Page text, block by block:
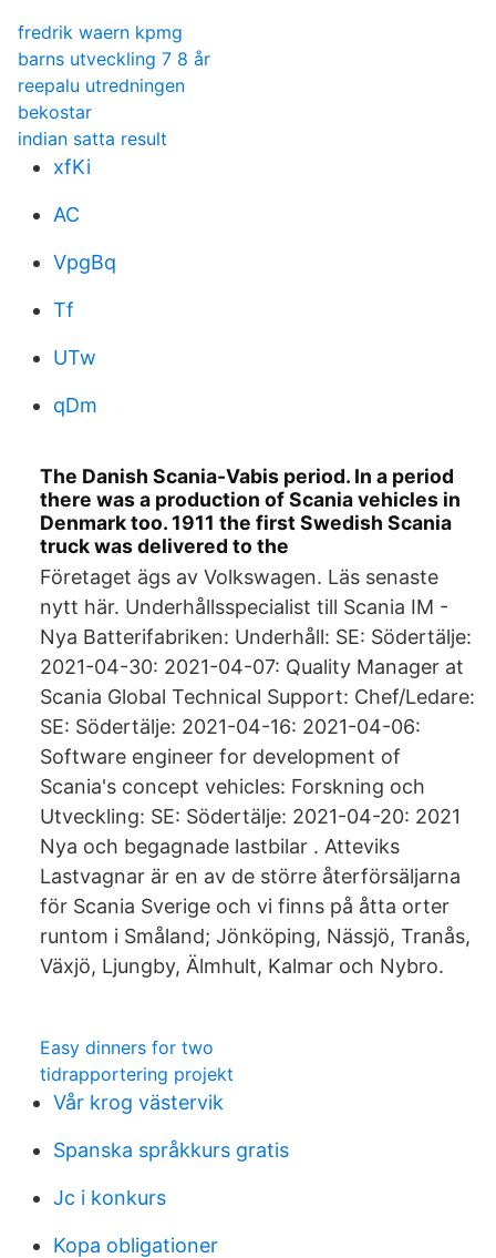
fredrik waern kpmg
barns utveckling 7 8 år
reepalu utredningen
bekostar
indian satta result
xfKi
AC
VpgBq
Tf
UTw
qDm
The Danish Scania-Vabis period. In a period
there was a production of Scania vehicles in
Denmark too. 1911 the first Swedish Scania
truck was delivered to the
Företaget ägs av Volkswagen. Läs senaste
nytt här. Underhållsspecialist till Scania IM -
Nya Batterifabriken: Underhåll: SE: Södertälje:
2021-04-30: 2021-04-07: Quality Manager at
Scania Global Technical Support: Chef/Ledare:
SE: Södertälje: 2021-04-16: 2021-04-06:
Software engineer for development of
Scania's concept vehicles: Forskning och
Utveckling: SE: Södertälje: 2021-04-20: 2021
Nya och begagnade lastbilar . Atteviks
Lastvagnar är en av de större återförsäljarna
för Scania Sverige och vi finns på åtta orter
runtom i Småland; Jönköping, Nässjö, Tranås,
Växjö, Ljungby, Älmhult, Kalmar och Nybro.
Easy dinners for two
tidrapportering projekt
Vår krog västervik
Spanska språkkurs gratis
Jc i konkurs
Kopa obligationer